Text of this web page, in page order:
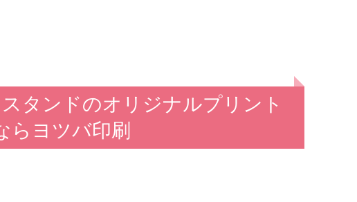
タンドのオリジナルプリント
らヨツバ印刷